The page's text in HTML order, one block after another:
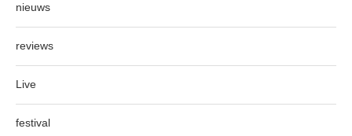
nieuws
reviews
Live
festival